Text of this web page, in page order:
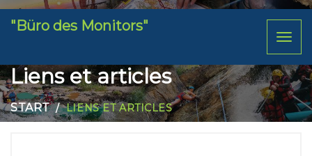
"Büro des Monitors"
Liens et articles
START LIENS ET ARTICLES